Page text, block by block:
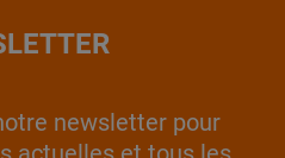
newsletter pour